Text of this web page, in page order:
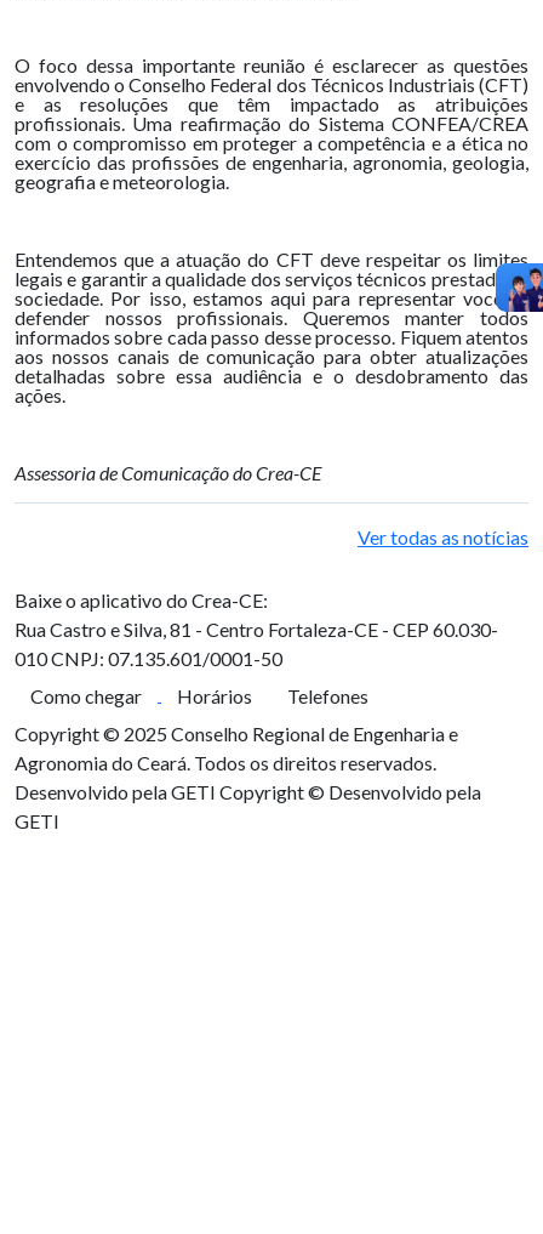
O foco dessa importante reunião é esclarecer as questões
envolvendo o Conselho Federal dos Técnicos Industriais (CFT)
e as resoluções que têm impactado as atribuições
profissionais. Uma reafirmação do Sistema CONFEA/CREA
com o compromisso em proteger a competência e a ética no
exercício das profissões de engenharia, agronomia, geologia,
geografia e meteorologia.
Entendemos que a atuação do CFT deve respeitar os limites
legais e garantir a qualidade dos serviços técnicos prestados à
sociedade. Por isso, estamos aqui para representar vocês e
defender nossos profissionais. Queremos manter todos
informados sobre cada passo desse processo. Fiquem atentos
aos nossos canais de comunicação para obter atualizações
detalhadas sobre essa audiência e o desdobramento das
ações.
Assessoria de Comunicação do Crea-CE
Ver todas as notícias
Baixe o aplicativo do Crea-CE:
Rua Castro e Silva, 81 - Centro Fortaleza-CE - CEP 60.030-
010CNPJ: 07.135.601/0001-50
Como chegar
Horários
Telefones
Copyright © 2025 Conselho Regional de Engenharia e
Agronomia do Ceará. Todos os direitos reservados.
Desenvolvido pela GETI Copyright © Desenvolvido pela
GETI